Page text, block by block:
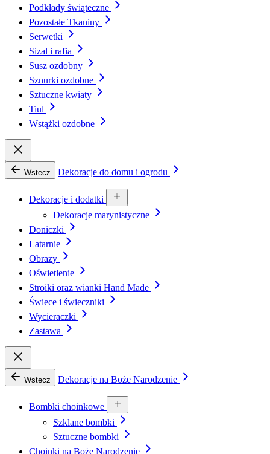
Podkłady świąteczne
Pozostałe Tkaniny
Serwetki
Sizal i rafia
Susz ozdobny
Sznurki ozdobne
Sztuczne kwiaty
Tiul
Wstążki ozdobne
Wstecz Dekoracje do domu i ogrodu
Dekoracje i dodatki
Dekoracje marynistyczne
Doniczki
Latarnie
Obrazy
Oświetlenie
Stroiki oraz wianki Hand Made
Świece i świeczniki
Wycieraczki
Zastawa
Wstecz Dekoracje na Boże Narodzenie
Bombki choinkowe
Szklane bombki
Sztuczne bombki
Choinki na Boże Narodzenie